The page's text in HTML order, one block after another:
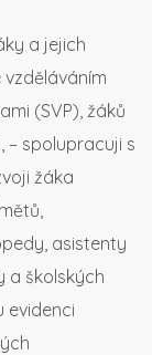
a jejich
vzděláváním
(SVP), žáků
– spolupracuji s
žáka
asistenty
a školských
evidenci